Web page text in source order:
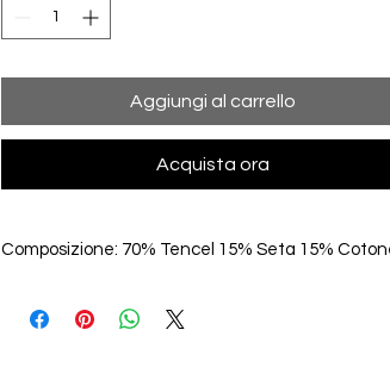
Aggiungi al carrello
Acquista ora
Composizione: 70% Tencel 15% Seta 15%